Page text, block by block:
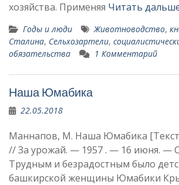
хозяйства. Применяя Читать
Годы и люди Животноводство,
Сталина, Сельхозартели,
обязательства
1 Комментарий
Наша Юмабика
22.05.2018
Маннапов, М. Наша Юмабика
// За урожай. — 1957 . — 16
Трудным и безрадостным бы­ло
башкир­ской женщины Юмабики